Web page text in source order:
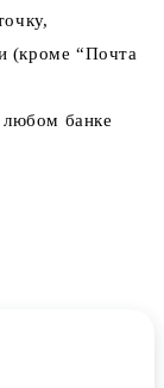
(кроме “Почта
любом банке